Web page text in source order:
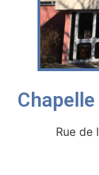
Rue de